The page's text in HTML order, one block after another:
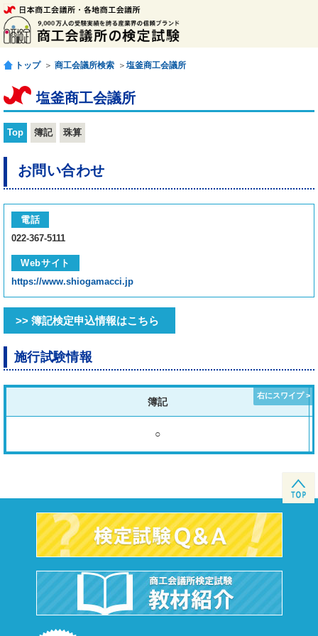
トップ ＞ 商工会議所検索 ＞ 塩釜商工会議所
塩釜商工会議所
Top 簿記 珠算
お問い合わせ
電話
022-367-5111
Webサイト
https://www.shiogamacci.jp
>> 簿記検定申込情報はこちら
施行試験情報
簿記
○